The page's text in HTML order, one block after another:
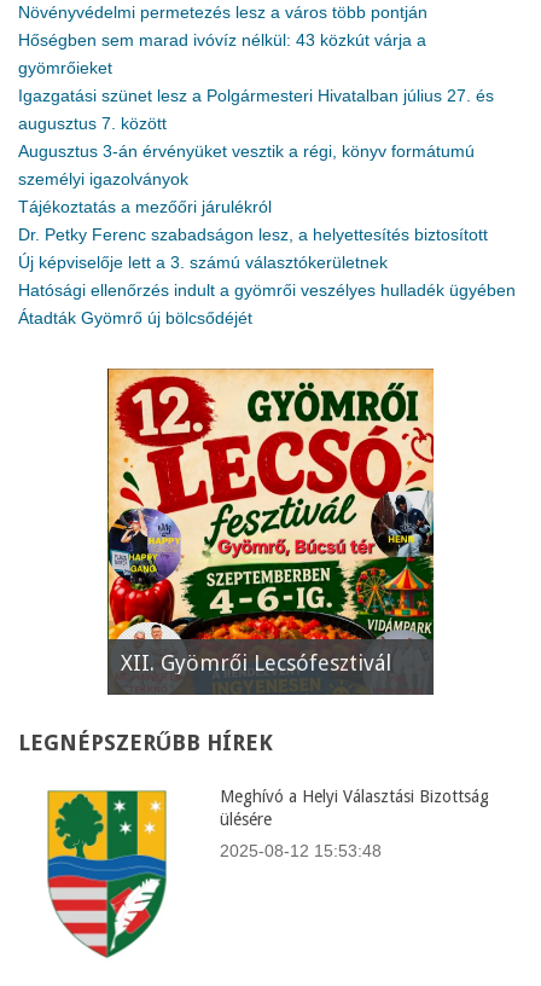
Növényvédelmi permetezés lesz a város több pontján
Hőségben sem marad ivóvíz nélkül: 43 közkút várja a
gyömrőieket
Igazgatási szünet lesz a Polgármesteri Hivatalban július 27. és
augusztus 7. között
Augusztus 3-án érvényüket vesztik a régi, könyv formátumú
személyi igazolványok
Tájékoztatás a mezőőri járulékról
Dr. Petky Ferenc szabadságon lesz, a helyettesítés biztosított
Új képviselője lett a 3. számú választókerületnek
Hatósági ellenőrzés indult a gyömrői veszélyes hulladék ügyében
Átadták Gyömrő új bölcsődéjét
XII. Gyömrői Lecsófesztivál
LEGNÉPSZERŰBB HÍREK
Meghívó a Helyi Választási Bizottság
ülésére
2025-08-12 15:53:48